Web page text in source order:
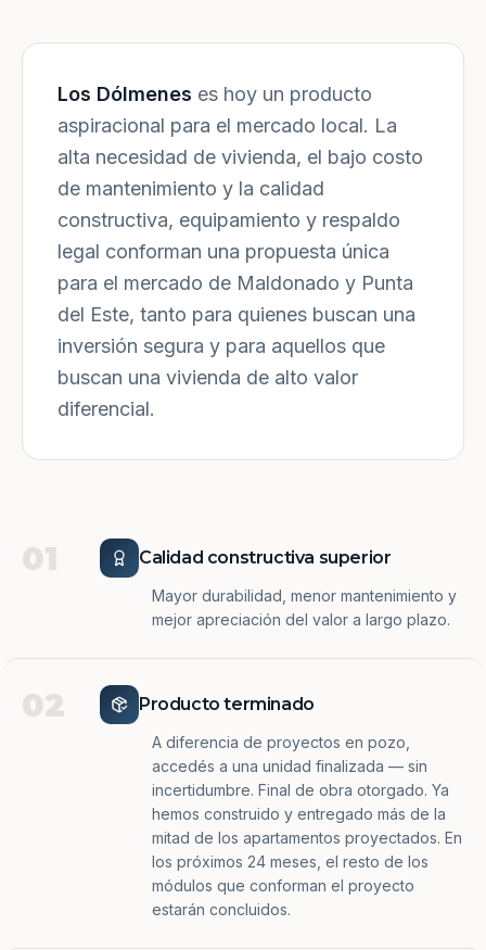
Los Dólmenes es hoy un producto
aspiracional para el mercado local. La
alta necesidad de vivienda, el bajo costo
de mantenimiento y la calidad
constructiva, equipamiento y respaldo
legal conforman una propuesta única
para el mercado de Maldonado y Punta
del Este, tanto para quienes buscan una
inversión segura y para aquellos que
buscan una vivienda de alto valor
diferencial.
01 Calidad constructiva superior
Mayor durabilidad, menor mantenimiento y
mejor apreciación del valor a largo plazo.
02 Producto terminado
A diferencia de proyectos en pozo,
accedés a una unidad finalizada — sin
incertidumbre. Final de obra otorgado. Ya
hemos construido y entregado más de la
mitad de los apartamentos proyectados. En
los próximos 24 meses, el resto de los
módulos que conforman el proyecto
estarán concluidos.